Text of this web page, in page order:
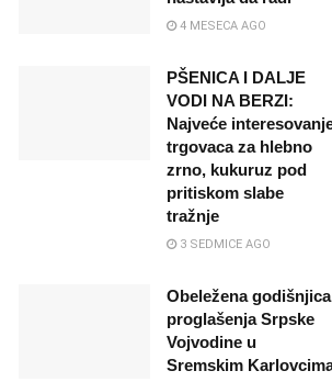
4 MESECA AGO
PŠENICA I DALJE
VODI NA BERZI:
Najveće
trgovaca za hlebno
zrno, kukuruz pod
pritiskom slabe
tražnje
3 SEDMICE AGO
Obeležena godišnjica
proglašenja Srpske
Vojvodine u
Sremskim